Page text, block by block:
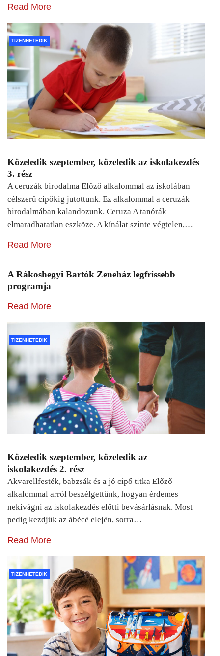
Read More
TIZENHETEDIK
Közeledik szeptember, közeledik az iskolakezdés
3. rész
A ceruzák birodalma Előző alkalommal az iskolában
célszerű cipőkig jutottunk. Ez alkalommal a ceruzák
birodalmában kalandozunk. Ceruza A tanórák
elmaradhatatlan eszköze. A kínálat szinte végtelen,…
Read More
A Rákoshegyi Bartók Zeneház legfrissebb
programja
Read More
TIZENHETEDIK
Közeledik szeptember, közeledik az
iskolakezdés 2. rész
Akvarellfesték, babzsák és a jó cipő titka Előző
alkalommal arról beszélgettünk, hogyan érdemes
nekivágni az iskolakezdés előtti bevásárlásnak. Most
pedig kezdjük az ábécé elején, sorra…
Read More
TIZENHETEDIK